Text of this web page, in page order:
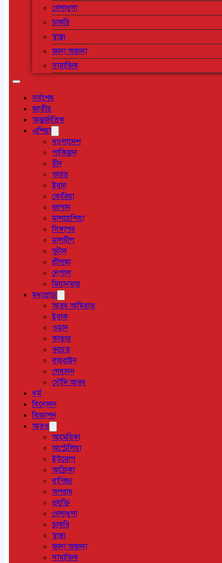
খেলাধুলা
চাকরি
স্বাস্থ্য
জানা অজানা
সামাজিক
সর্বশেষ
জাতীয়
আন্তর্জাতিক
এশিয়া
বাংলাদেশ
পাকিস্তান
চীন
ভারত
ইরান
কোরিয়া
জাপান
মালয়েশিয়া
সিঙ্গাপুর
মালদ্বীপ
ভুটান
শ্রীলঙ্কা
নেপাল
মিয়ানমার
মধ্যপ্রাচ্য
আরব আমিরাত
ইরাক
ওমান
কাতার
কুয়েত
বাহরাইন
লেবানন
সৌদি আরব
ধর্ম
বিনোদন
বিজ্ঞাপন
আরও
আমেরিকা
অস্ট্রেলিয়া
ইউরোপ
আফ্রিকা
বাণিজ্য
অপরাধ
প্রযুক্তি
খেলাধুলা
চাকরি
স্বাস্থ্য
জানা অজানা
সামাজিক